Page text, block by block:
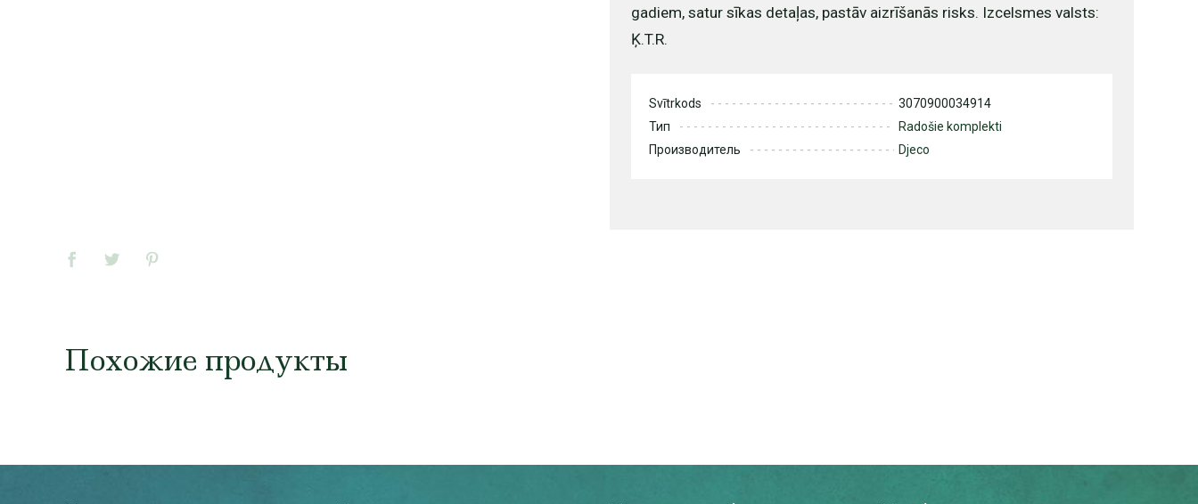
gadiem, satur sīkas detaļas, pastāv aizrīšanās risks. Izcelsmes valsts:
Ķ.T.R.
Svītrkods
3070900034914
Тип
Radošie komplekti
Производитель
Djeco
Похожие продукты